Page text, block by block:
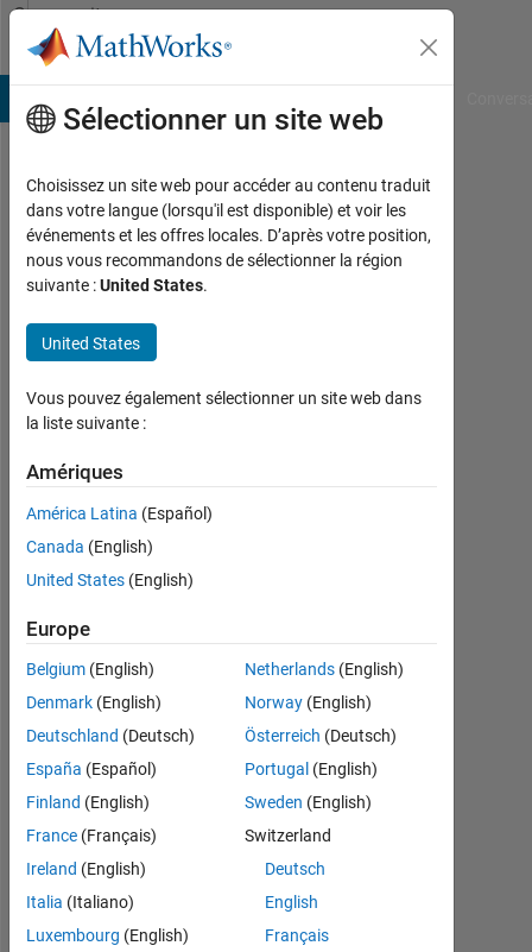
Passer au contenu
Community
Profile
Abhimenyu
Last
seen:
plus
d'un
an il
|
Actif
2023
Followers:
1
Abhimenyu's
Badges
MATLAB
AnswersTout
Sélectionner un site web
Choisissez un site web pour accéder au contenu traduit
dans votre langue (lorsqu'il est disponible) et voir les
événements et les offres locales. D’après votre position,
nous vous recommandons de sélectionner la région
suivante :United States.
United States
Vous pouvez également sélectionner un site web dans
la liste suivante :
Amériques
América Latina (Español)
Canada (English)
United States (English)
Europe
Belgium (English)
Denmark (English)
Deutschland (Deutsch)
España (Español)
Finland (English)
France (Français)
Ireland (English)
Italia (Italiano)
Luxembourg (English)
Netherlands(English)
Norway(English)
Österreich (Deutsch)
Portugal (English)
Sweden (English)
Switzerland
Deutsch
English
Français